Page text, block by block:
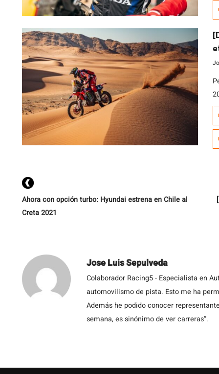
Ahora con opción turbo: Hyundai estrena en Chile al
Creta 2021
Jose Luis Sepulveda
Colaborador Racing5 - Especialista en
automovilismo de pista. Esto me ha
Además he podido conocer
semana, es sinónimo de ver carreras”.